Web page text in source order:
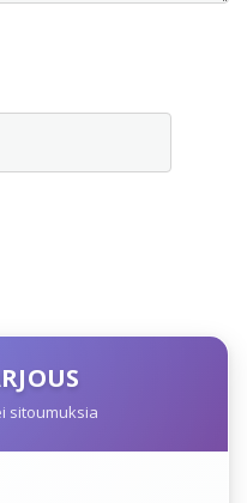
sitoumuksia